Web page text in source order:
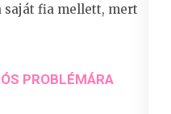
saját fia mellett, mert
PROBLÉMÁRA